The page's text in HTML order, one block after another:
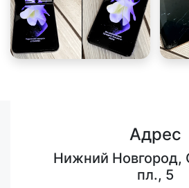
Адрес
Нижний Новгород,
пл., 5